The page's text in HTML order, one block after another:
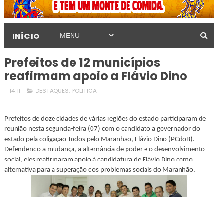
INÍCIO
Prefeitos de 12 municípios
reafirmam apoio a Flávio Dino
14:11 DESTAQUES, POLITICA
Prefeitos de doze cidades de várias regiões do estado participaram de
reunião nesta segunda-feira (07) com o candidato a governador do
estado pela coligação Todos pelo Maranhão, Flávio Dino (PCdoB).
Defendendo a mudança, a alternância de poder e o desenvolvimento
social, eles reafirmaram apoio à candidatura de Flávio Dino como
alternativa para a superação dos problemas sociais do Maranhão.